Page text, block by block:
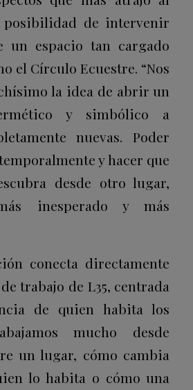
de intervenir
un espacio tan cargado
el Círculo Ecuestre. “Nos
la idea de abrir un
y simbólico a
nuevas. Poder
y hacer que
desde otro lugar,
inesperado y más
conecta directamente
trabajo de L35, centrada
de quien habita los
mucho desde
un lugar, cómo cambia
lo habita o cómo una